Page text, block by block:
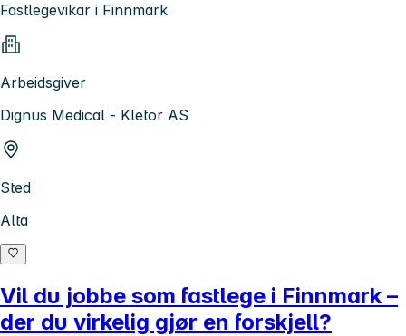
Fastlegevikar i Finnmark
Arbeidsgiver
Dignus Medical - Kletor AS
Sted
Alta
Vil du jobbe som fastlege i Finnmark –
der du virkelig gjør en forskjell?